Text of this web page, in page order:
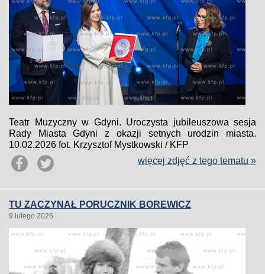
Teatr Muzyczny w Gdyni. Uroczysta jubileuszowa sesja
Rady Miasta Gdyni z okazji setnych urodzin miasta.
10.02.2026 fot. Krzysztof Mystkowski / KFP
więcej zdjęć z tego tematu »
TU ZACZYNAŁ PORUCZNIK BOREWICZ
9 lutego 2026